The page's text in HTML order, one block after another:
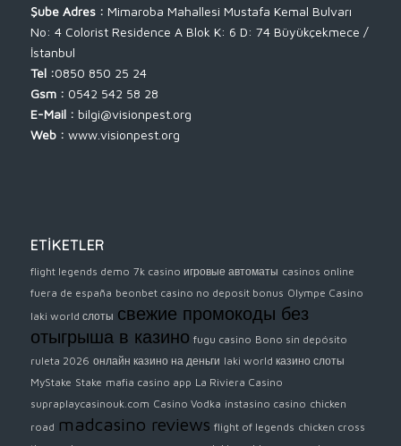
Şube Adres : Mimaroba Mahallesi Mustafa Kemal Bulvarı
No: 4 Colorist Residence A Blok K: 6 D: 74 Büyükçekmece /
İstanbul
Tel :0850 850 25 24
Gsm : 0542 542 58 28
E-Mail : bilgi@visionpest.org
Web : www.visionpest.org
ETİKETLER
flight legends demo 7k casino игровые автоматы casinos online
fuera de españa beonbet casino no deposit bonus Olympe Casino
laki world слоты свежие промокоды без
отыгрыша в казино fugu casino Bono sin depósito
ruleta 2026 онлайн казино на деньги laki world казино слоты
MyStake Stake mafia casino app La Riviera Casino
supraplaycasinouk.com Casino Vodka instasino casino chicken
road madcasino reviews flight of legends chicken cross